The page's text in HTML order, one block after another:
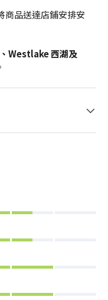
商品送達店鋪安排安
Westlake 西湖及